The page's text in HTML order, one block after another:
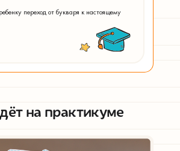
переход от букваря к настоящему
на практикуме